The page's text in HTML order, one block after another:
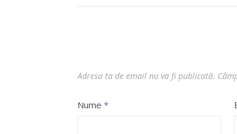
Adresa ta de email nu va fi publicată.
Nume *